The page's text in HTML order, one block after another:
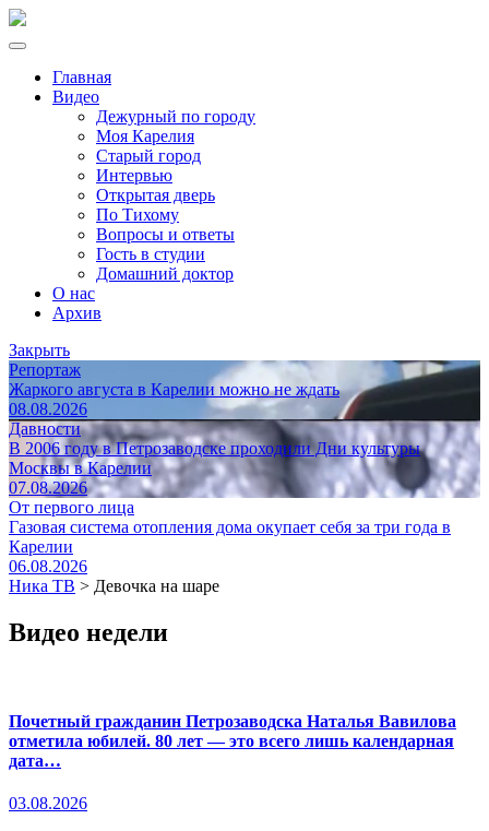
Главная
Видео
Дежурный по городу
Моя Карелия
Старый город
Интервью
Открытая дверь
По Тихому
Вопросы и ответы
Гость в студии
Домашний доктор
О нас
Архив
Закрыть
Репортаж
Жаркого августа в Карелии можно не ждать
08.08.2026
Давности
В 2006 году в Петрозаводске проходили Дни культуры
Москвы в Карелии
07.08.2026
От первого лица
Газовая система отопления дома окупает себя за три года в
Карелии
06.08.2026
Ника ТВ > Девочка на шаре
Видео недели
Почетный гражданин Петрозаводска Наталья Вавилова
отметила юбилей. 80 лет — это всего лишь календарная
дата…
03.08.2026